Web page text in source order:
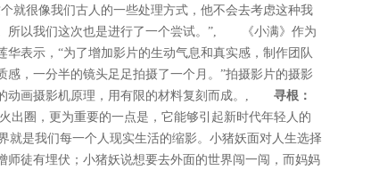
就很像我们古人的一些处理方式，他不会去考虑这种我
所以我们这次也是进行了一个尝试。”, 《小满》作为
表示，“为了增加影片的生动气息和真实感，制作团队
，一分半的镜头足足拍摄了一个月。”拍摄影片的摄影
动画摄影机原理，用有限的材料复刻而成。, 寻根：
圈，更为重要的一点是，它能够引起新时代年轻人的
是我们每一个人现实生活的缩影。小猪妖面对人生选择
徒有埋伏；小猪妖说想要去外面的世界闯一闯，而妈妈